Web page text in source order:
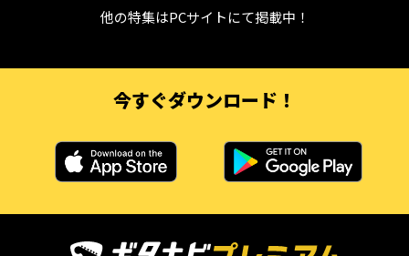
他の特集はPCサイトにて掲載中！
今すぐダウンロード！